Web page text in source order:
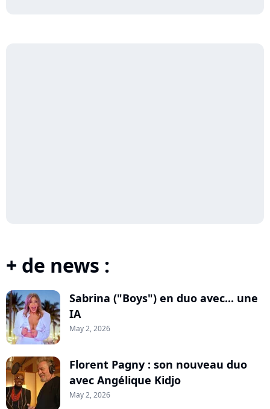
+ de news :
Sabrina ("Boys") en duo avec... une
IA
May 2, 2026
Florent Pagny : son nouveau duo
avec Angélique Kidjo
May 2, 2026